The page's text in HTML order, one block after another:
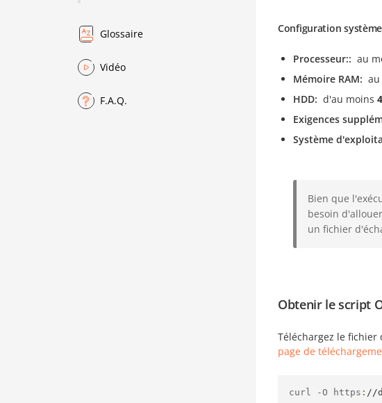
Glossaire
Vidéo
F.A.Q.
Configuration
Processeur: au
Mémoire RAM
au
HDD
d'au moins
Exigences
Système
Bien que
besoin
un fichier
Obtenir le script
Téléchargez le
page de
curl -O https : //